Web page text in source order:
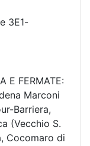
3E1-
E FERMATE:
Marconi
Barriera,
(Vecchio S.
Cocomaro di